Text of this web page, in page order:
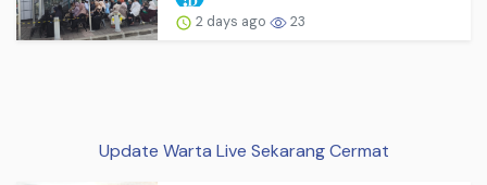
2 days ago 23
Update Warta Live Sekarang Cermat